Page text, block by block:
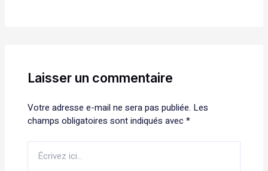
Laisser un commentaire
Votre adresse e-mail ne sera pas publiée. Les
champs obligatoires sont indiqués avec*
Écrivez
ici…